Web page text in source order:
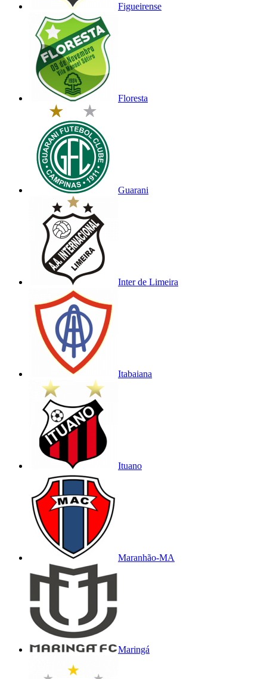
Figueirense
Floresta
Guarani
Inter de Limeira
Itabaiana
Ituano
Maranhão-MA
Maringá